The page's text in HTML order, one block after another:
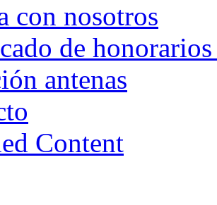
con nosotros
de
antenas
Content